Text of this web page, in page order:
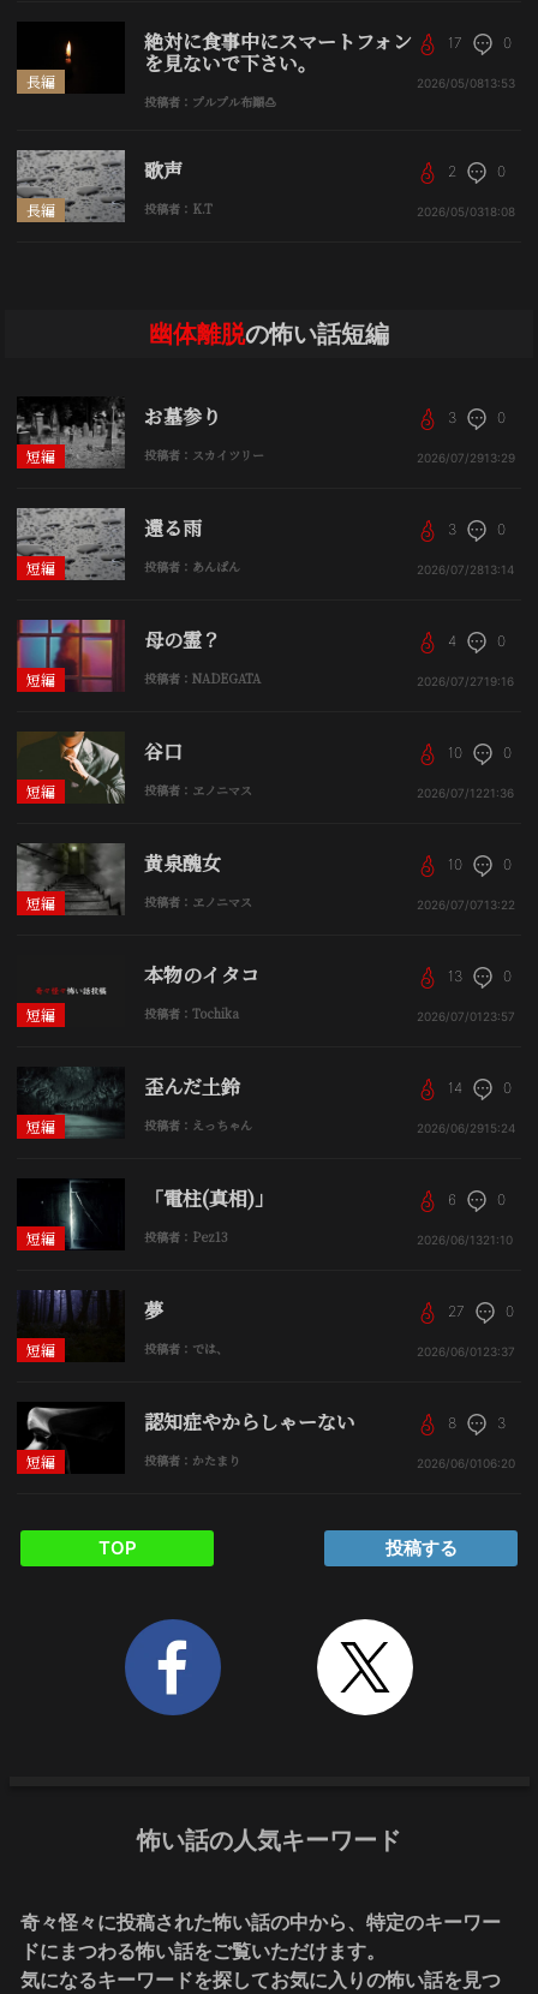
長編
絶対に食事中にスマートフォン
を見ないで下さい。
投稿者：プルプル布顚🍮
17 0
2026/05/0813:53
長編
歌声
投稿者：K.T
2 0
2026/05/0318:08
幽体離脱の怖い話短編
短編
お墓参り
投稿者：スカイツリー
3 0
2026/07/2913:29
短編
還る雨
投稿者：あんぱん
3 0
2026/07/2813:14
短編
母の霊？
投稿者：NADEGATA
4 0
2026/07/2719:16
短編
谷口
投稿者：ヱノニマス
10 0
2026/07/1221:36
短編
黄泉醜女
投稿者：ヱノニマス
10 0
2026/07/0713:22
短編
本物のイタコ
投稿者：Tochika
13 0
2026/07/01 23:57
短編
歪んだ土鈴
投稿者：えっちゃん
14 0
2026/06/2915:24
短編
「電柱(真相)」
投稿者：Pez13
6 0
2026/06/1321:10
短編
夢
投稿者：では、
27 0
2026/06/01 23:37
短編
認知症やからしゃーない
投稿者：かたまり
8 3
2026/06/01 06:20
TOP 投稿する
怖い話の人気キーワード
奇々怪々に投稿された怖い話の中から、特定のキーワー
ドにまつわる怖い話をご覧いただけます。
気になるキーワードを探してお気に入りの怖い話を見つ